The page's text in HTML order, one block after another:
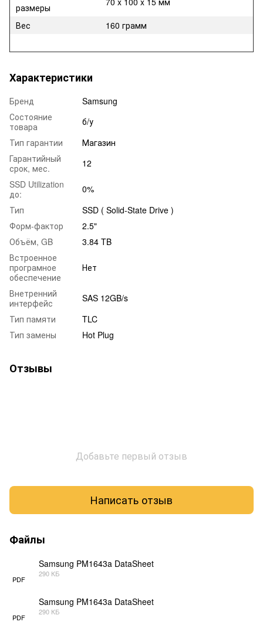
размеры
Вес
160 грамм
Характеристики
Бренд
Samsung
Состояние
товара
б/у
Тип гарантии
Магазин
Гарантийный
срок, мес.
12
SSD Utilization
до:
0%
Тип
SSD ( Solid-State Drive )
Форм-фактор
2.5"
Объём, GB
3.84 TB
Встроенное
програмное
обеспечение
Нет
Внетренний
интерфейс
SAS 12GB/s
Тип памяти
TLC
Тип замены
Hot Plug
Отзывы
Добавьте первый отзыв
Написать отзыв
Файлы
PDF
Samsung PM1643a DataSheet
290 КБ
PDF
Samsung PM1643a DataSheet
290 КБ